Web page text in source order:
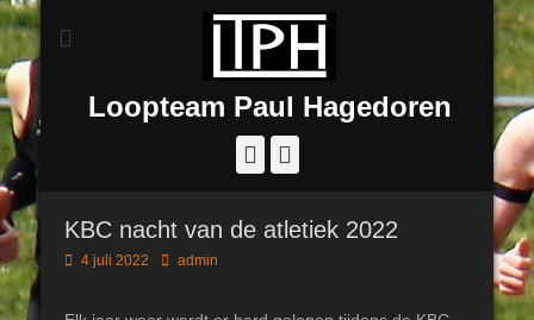
Loopteam Paul Hagedoren
Facebook
KBC nacht van de atletiek 2022
Geplaatst
4 juli 2022 Author
admin